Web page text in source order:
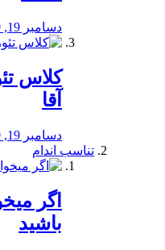
دسامبر 19, 2019
آقا
دسامبر 19, 2019
تناسب اندام
اگر
باشید